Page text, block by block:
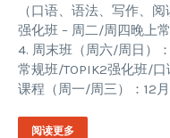
（口语、语法、写作、
强化班 – 周二/周四晚上
4. 周末班（周六/周日）
常规班/TOPIK2强化班/
课程（周一/周三）：12
阅读更多